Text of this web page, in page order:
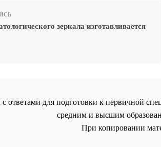
зеркала изготавливается
ответами для подготовки к первичной
средним и высшим
При копировании